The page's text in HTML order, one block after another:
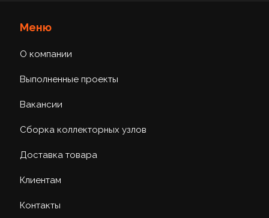
Меню
О компании
Выполненные проекты
Вакансии
Сборка коллекторных узлов
Доставка товара
Клиентам
Контакты